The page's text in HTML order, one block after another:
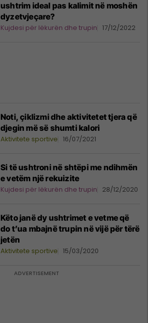
ushtrim ideal pas kalimit në moshën
dyzetvjeçare?
Kujdesi për lëkurën dhe trupin 17/12/2022
Noti, çiklizmi dhe aktivitetet tjera që
djegin më së shumti kalori
Aktivitete sportive 16/07/2021
Si të ushtroni në shtëpi me ndihmën
e vetëm një rekuizite
Kujdesi për lëkurën dhe trupin 28/12/2020
Këto janë dy ushtrimet e vetme që
do t’ua mbajnë trupin në vijë për tërë
jetën
Aktivitete sportive 15/03/2020